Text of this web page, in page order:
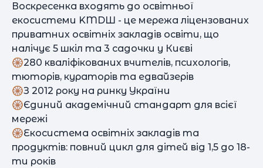
Воскресенка входять до освітньої
екосистеми KMDШ - це мережа ліцензованих
приватних освітніх закладів освіти, що
налічує 5 шкіл та 3 садочки у Києві
🛞280 кваліфікованих вчителів, психологів,
тюторів, кураторів та едвайзерів
🛞З 2012 року на ринку України
🛞Єдиний академічний стандарт для всієї
мережі
🛞Екосистема освітніх закладів та
продуктів: повний цикл для дітей від 1,5 до 18-
ти років